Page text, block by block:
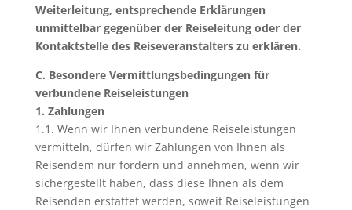
Weiterleitung, entsprechende Erklärungen
unmittelbar gegenüber der Reiseleitung oder der
Kontaktstelle des Reiseveranstalters zu erklären.
C. Besondere Vermittlungsbedingungen für
verbundene Reiseleistungen
1. Zahlungen
1.1. Wenn wir Ihnen verbundene Reiseleistungen
vermitteln, dürfen wir Zahlungen von Ihnen als
Reisendem nur fordern und annehmen, wenn wir
sichergestellt haben, dass diese Ihnen als dem
Reisenden erstattet werden, soweit Reiseleistungen